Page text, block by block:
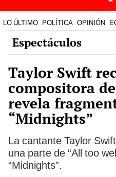
LO ÚLTIMO POLÍTICA OPINIÓN
Espectáculos
Taylor Swift
compositora
revela
“Midnights”
La cantante Taylor
una parte de “All too
“Midnights”.